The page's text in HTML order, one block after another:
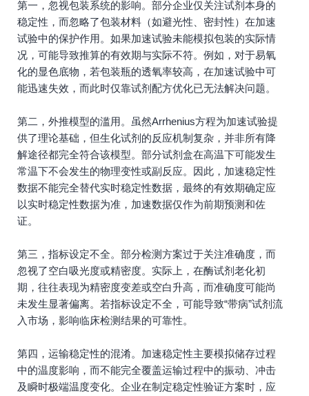
第一，忽视包装系统的影响。部分企业仅关注试剂本身的
稳定性，而忽略了包装材料（如避光性、密封性）在加速
试验中的保护作用。如果加速试验未能模拟包装的实际情
况，可能导致推算的有效期与实际不符。例如，对于易氧
化的显色底物，若包装瓶的透氧率较高，在加速试验中可
能迅速失效，而此时仅靠试剂配方优化已无法解决问题。
第二，外推模型的滥用。虽然Arrhenius方程为加速试验提
供了理论基础，但生化试剂的反应机制复杂，并非所有降
解途径都完全符合该模型。部分试剂盒在高温下可能发生
常温下不会发生的物理变性或副反应。因此，加速稳定性
数据不能完全替代实时稳定性数据，最终的有效期确定应
以实时稳定性数据为准，加速数据仅作为前期预测和佐
证。
第三，指标设定不全。部分检测方案过于关注准确度，而
忽视了空白吸光度或精密度。实际上，在酶试剂老化初
期，往往表现为精密度变差或空白升高，而准确度可能尚
未发生显著偏离。若指标设定不全，可能导致“带病”试剂流
入市场，影响临床检测结果的可靠性。
第四，运输稳定性的混淆。加速稳定性主要模拟储存过程
中的温度影响，而不能完全覆盖运输过程中的振动、冲击
及瞬时极端温度变化。企业在制定稳定性验证方案时，应